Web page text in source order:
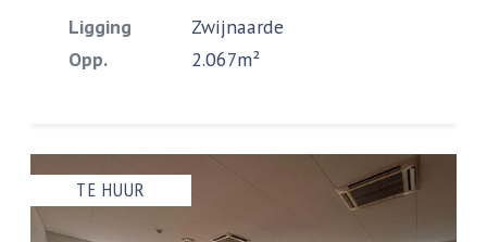
Ligging
Zwijnaarde
Opp.
2.067m²
TE HUUR